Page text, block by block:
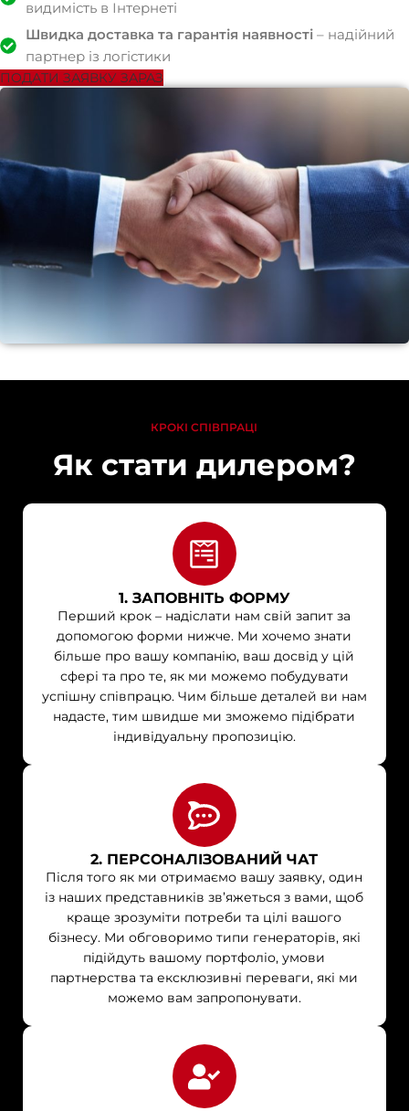
видимість в Інтернеті
Швидка доставка та гарантія наявності– надійний
партнер із логістики
ПОДАТИ ЗАЯВКУ ЗАРАЗ
КРОКІ СПІВПРАЦІ
Як стати дилером?
1. ЗАПОВНІТЬ ФОРМУ
Перший крок – надіслати нам свій запит за
допомогою форми нижче. Ми хочемо знати
більше про вашу компанію, ваш досвід у цій
сфері та про те, як ми можемо побудувати
успішну співпрацю. Чим більше деталей ви нам
надасте, тим швидше ми зможемо підібрати
індивідуальну пропозицію.
2. ПЕРСОНАЛІЗОВАНИЙ ЧАТ
Після того як ми отримаємо вашу заявку, один
із наших представників зв’яжеться з вами, щоб
краще зрозуміти потреби та цілі вашого
бізнесу. Ми обговоримо типи генераторів, які
підійдуть вашому портфоліо, умови
партнерства та ексклюзивні переваги, які ми
можемо вам запропонувати.